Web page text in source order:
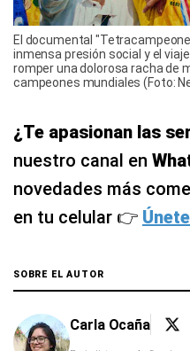
El documental
inmensa presión social y el
romper una dolorosa racha de
campeones mundiales (Foto:
¿Te apasionan las
nuestro canal en
novedades más
en tu celular 👉
SOBRE EL AUTOR
Carla Ocaña